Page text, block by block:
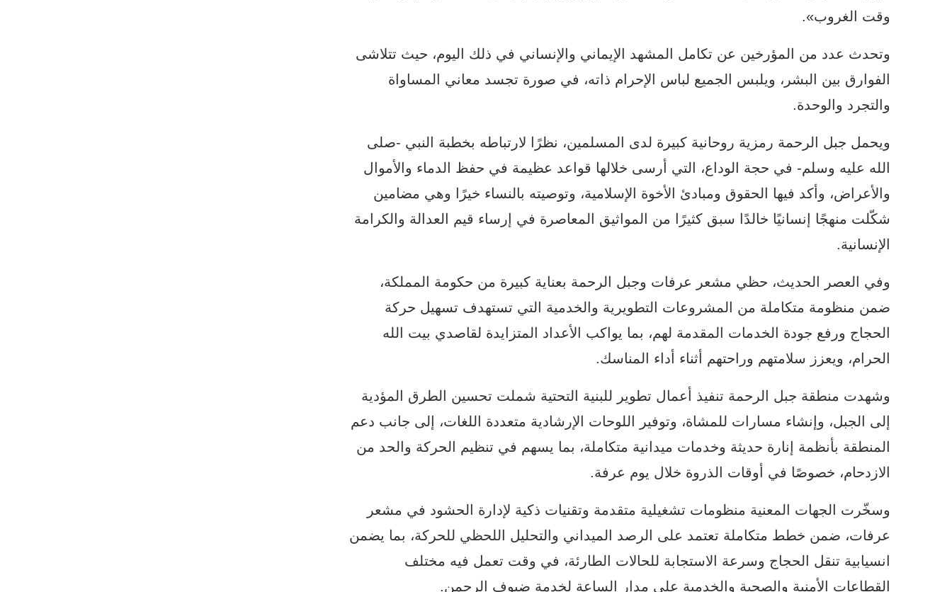
وقت الغروب».
وتحدث عدد من المؤرخين عن تكامل المشهد الإيماني والإنساني في ذلك اليوم، حيث تتلاشى
الفوارق بين البشر، ويلبس الجميع لباس الإحرام ذاته، في صورة تجسد معاني المساواة
والتجرد والوحدة.
ويحمل جبل الرحمة رمزية روحانية كبيرة لدى المسلمين، نظرًا لارتباطه بخطبة النبي -صلى
الله عليه وسلم- في حجة الوداع، التي أرسى خلالها قواعد عظيمة في حفظ الدماء والأموال
والأعراض، وأكد فيها الحقوق ومبادئ الأخوة الإسلامية، وتوصيته بالنساء خيرًا وهي مضامين
شكّلت منهجًا إنسانيًا خالدًا سبق كثيرًا من المواثيق المعاصرة في إرساء قيم العدالة والكرامة
الإنسانية.
وفي العصر الحديث، حظي مشعر عرفات وجبل الرحمة بعناية كبيرة من حكومة المملكة،
ضمن منظومة متكاملة من المشروعات التطويرية والخدمية التي تستهدف تسهيل حركة
الحجاج ورفع جودة الخدمات المقدمة لهم، بما يواكب الأعداد المتزايدة لقاصدي بيت الله
الحرام، ويعزز سلامتهم وراحتهم أثناء أداء المناسك.
وشهدت منطقة جبل الرحمة تنفيذ أعمال تطوير للبنية التحتية شملت تحسين الطرق المؤدية
إلى الجبل، وإنشاء مسارات للمشاة، وتوفير اللوحات الإرشادية متعددة اللغات، إلى جانب دعم
المنطقة بأنظمة إنارة حديثة وخدمات ميدانية متكاملة، بما يسهم في تنظيم الحركة والحد من
الازدحام، خصوصًا في أوقات الذروة خلال يوم عرفة.
وسخّرت الجهات المعنية منظومات تشغيلية متقدمة وتقنيات ذكية لإدارة الحشود في مشعر
عرفات، ضمن خطط متكاملة تعتمد على الرصد الميداني والتحليل اللحظي للحركة، بما يضمن
انسيابية تنقل الحجاج وسرعة الاستجابة للحالات الطارئة، في وقت تعمل فيه مختلف
القطاعات الأمنية والصحية والخدمية على مدار الساعة لخدمة ضيوف الرحمن.